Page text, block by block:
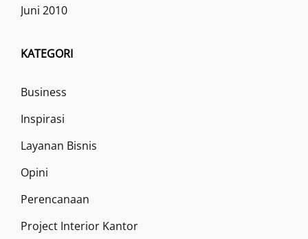
Juni 2010
KATEGORI
Business
Inspirasi
Layanan Bisnis
Opini
Perencanaan
Project Interior Kantor